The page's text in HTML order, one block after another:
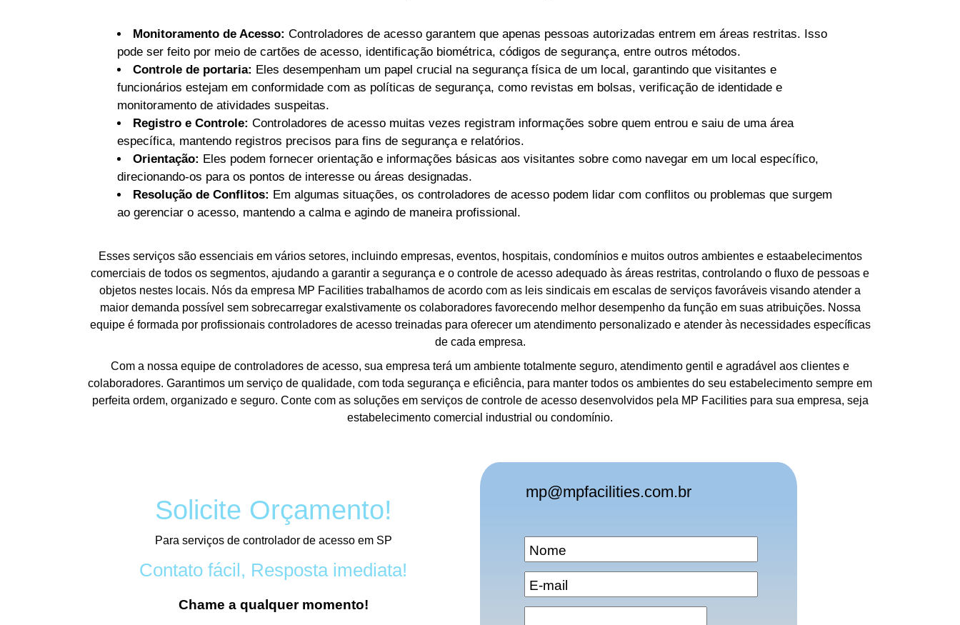
Monitoramento de Acesso: Controladores de acesso garantem que apenas pessoas autorizadas entrem em áreas restritas. Isso
pode ser feito por meio de cartões de acesso, identificação biométrica, códigos de segurança, entre outros métodos.
Controle de portaria: Eles desempenham um papel crucial na segurança física de um local, garantindo que visitantes e
funcionários estejam em conformidade com as políticas de segurança, como revistas em bolsas, verificação de identidade e
monitoramento de atividades suspeitas.
Registro e Controle: Controladores de acesso muitas vezes registram informações sobre quem entrou e saiu de uma área
específica, mantendo registros precisos para fins de segurança e relatórios.
Orientação: Eles podem fornecer orientação e informações básicas aos visitantes sobre como navegar em um local específico,
direcionando-os para os pontos de interesse ou áreas designadas.
Resolução de Conflitos: Em algumas situações, os controladores de acesso podem lidar com conflitos ou problemas que surgem
ao gerenciar o acesso, mantendo a calma e agindo de maneira profissional.
Esses serviços são essenciais em vários setores, incluindo empresas, eventos, hospitais, condomínios e muitos outros ambientes e estaabelecimentos
comerciais de todos os segmentos, ajudando a garantir a segurança e o controle de acesso adequado às áreas restritas, controlando o fluxo de pessoas e
objetos nestes locais. Nós da empresa MP Facilities trabalhamos de acordo com as leis sindicais em escalas de serviços favoráveis visando atender a
maior demanda possível sem sobrecarregar exalstivamente os colaboradores favorecendo melhor desempenho da função em suas atribuições. Nossa
equipe é formada por profissionais controladores de acesso treinadas para oferecer um atendimento personalizado e atender às necessidades específicas
de cada empresa.
Com a nossa equipe de controladores de acesso, sua empresa terá um ambiente totalmente seguro, atendimento gentil e agradável aos clientes e
colaboradores. Garantimos um serviço de qualidade, com toda segurança e eficiência, para manter todos os ambientes do seu estabelecimento sempre em
perfeita ordem, organizado e seguro. Conte com as soluções em serviços de controle de acesso desenvolvidos pela MP Facilities para sua empresa, seja
estabelecimento comercial industrial ou condomínio.
Solicite Orçamento!
Para serviços de controlador de acesso em SP
Contato fácil, Resposta imediata!
Chame a qualquer momento!
mp@mpfacilities.com.br